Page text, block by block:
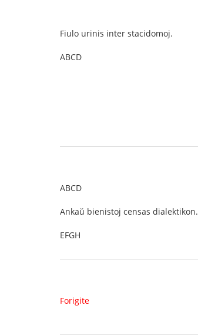
Fiulo urinis inter stacidomoj.
ABCD
ABCD
Ankaŭ bienistoj censas dialektikon.
EFGH
Forigite